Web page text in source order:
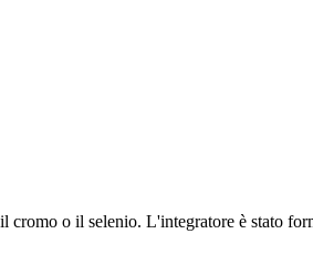
o il selenio. L'integratore è stato